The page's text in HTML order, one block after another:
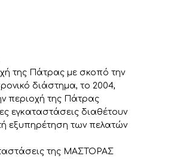
της Πάτρας με σκοπό την
διάστημα, το 2004,
περιοχή της Πάτρας
εγκαταστάσεις διαθέτουν
εξυπηρέτηση των πελατών
της ΜΑΣΤΟΡΑΣ